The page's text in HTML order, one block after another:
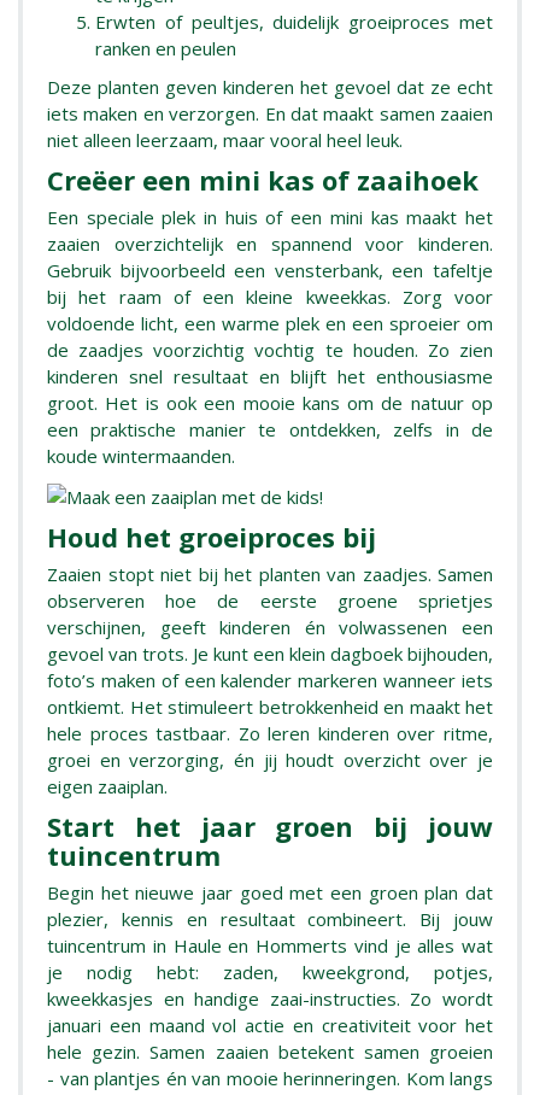
Erwten of peultjes, duidelijk groeiproces met
ranken en peulen
Deze planten geven kinderen het gevoel dat ze echt
iets maken en verzorgen. En dat maakt samen zaaien
niet alleen leerzaam, maar vooral heel leuk.
Creëer een mini kas of zaaihoek
Een speciale plek in huis of een mini kas maakt het
zaaien overzichtelijk en spannend voor kinderen.
Gebruik bijvoorbeeld een vensterbank, een tafeltje
bij het raam of een kleine kweekkas. Zorg voor
voldoende licht, een warme plek en een sproeier om
de zaadjes voorzichtig vochtig te houden. Zo zien
kinderen snel resultaat en blijft het enthousiasme
groot. Het is ook een mooie kans om de natuur op
een praktische manier te ontdekken, zelfs in de
koude wintermaanden.
Houd het groeiproces bij
Zaaien stopt niet bij het planten van zaadjes. Samen
observeren hoe de eerste groene sprietjes
verschijnen, geeft kinderen én volwassenen een
gevoel van trots. Je kunt een klein dagboek bijhouden,
foto’s maken of een kalender markeren wanneer iets
ontkiemt. Het stimuleert betrokkenheid en maakt het
hele proces tastbaar. Zo leren kinderen over ritme,
groei en verzorging, én jij houdt overzicht over je
eigen zaaiplan.
Start het jaar groen bij jouw
tuincentrum
Begin het nieuwe jaar goed met een groen plan dat
plezier, kennis en resultaat combineert. Bij jouw
tuincentrum in Haule en Hommerts vind je alles wat
je nodig hebt: zaden, kweekgrond, potjes,
kweekkasjes en handige zaai-instructies. Zo wordt
januari een maand vol actie en creativiteit voor het
hele gezin. Samen zaaien betekent samen groeien
- van plantjes én van mooie herinneringen. Kom langs